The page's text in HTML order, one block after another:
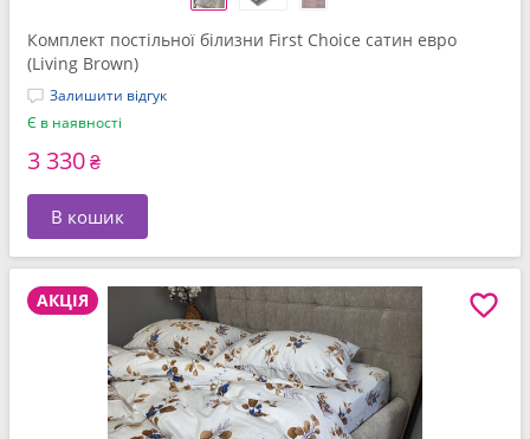
Комплект постільної білизни First Choice сатин евро
(Living Brown)
Залишити відгук
Є в наявності
3 330₴
В кошик
АКЦІЯ